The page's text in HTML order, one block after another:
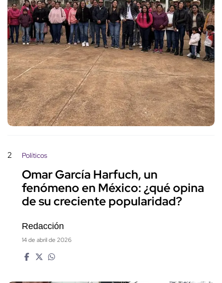
2 Políticos
Omar García Harfuch, un
fenómeno en México: ¿qué opina
de su creciente popularidad?
Redacción
14 de abril de 2026